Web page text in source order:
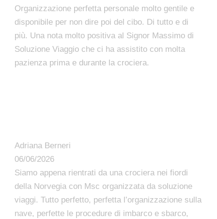
Organizzazione perfetta personale molto gentile e
disponibile per non dire poi del cibo. Di tutto e di
più. Una nota molto positiva al Signor Massimo di
Soluzione Viaggio che ci ha assistito con molta
pazienza prima e durante la crociera.
Adriana Berneri
06/06/2026
Siamo appena rientrati da una crociera nei fiordi
della Norvegia con Msc organizzata da soluzione
viaggi. Tutto perfetto, perfetta l’organizzazione sulla
nave, perfette le procedure di imbarco e sbarco,